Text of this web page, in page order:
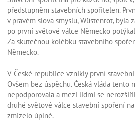
předstupněm stavebních spořitelen.
v pravém slova smyslu, Wüstenrot, byla
po první světové válce Německo
Za skutečnou kolébku stavebního
Německo.
V České republice vznikly první
Ovšem bez úspěchu. Česká vláda tento
nepodporovala a mezi lidmi se
druhé světové válce stavební spoření
zmizelo úplně.